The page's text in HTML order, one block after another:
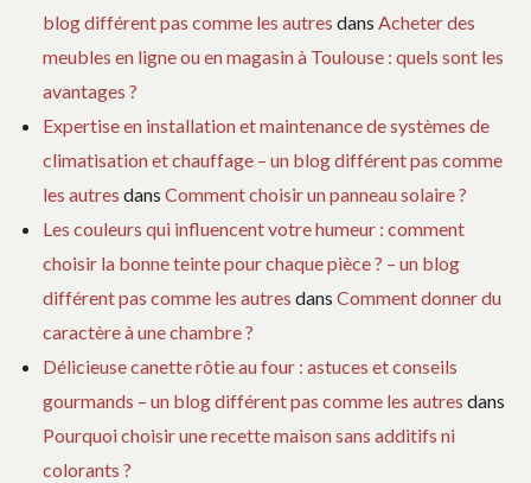
blog différent pas comme les autres dans Acheter des
meubles en ligne ou en magasin à Toulouse : quels sont les
avantages ?
Expertise en installation et maintenance de systèmes de
climatisation et chauffage – un blog différent pas comme
les autres dans Comment choisir un panneau solaire ?
Les couleurs qui influencent votre humeur : comment
choisir la bonne teinte pour chaque pièce ? – un blog
différent pas comme les autres dans Comment donner du
caractère à une chambre ?
Délicieuse canette rôtie au four : astuces et conseils
gourmands – un blog différent pas comme les autres dans
Pourquoi choisir une recette maison sans additifs ni
colorants ?